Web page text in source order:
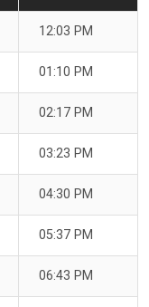
12:03 PM
01:10 PM
02:17 PM
03:23 PM
04:30 PM
05:37 PM
06:43 PM